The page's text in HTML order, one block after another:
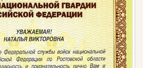
требований
за несоблюдение правил к
требованиям сотрудников
ч. 1 ст. 5.27 КоАП РФ от 30.12.2001